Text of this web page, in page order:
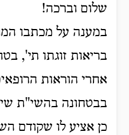
שלום וברכה!
במענה על מכתבו
בריאות זוגתו תי',
אחרי הוראות
בבטחונה בהשי"ת
כן אציע לו שקודם